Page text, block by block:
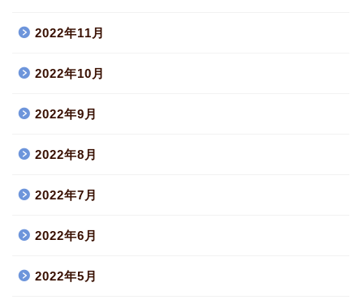
2022年11月
2022年10月
2022年9月
2022年8月
2022年7月
2022年6月
2022年5月